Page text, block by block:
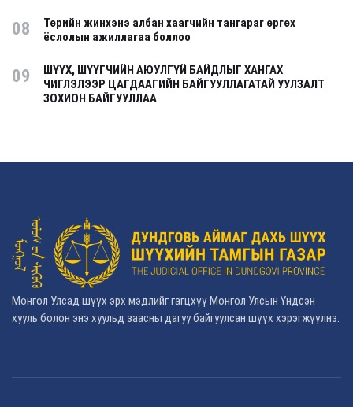
08
Төрийн жинхэнэ албан хаагчийн тангараг өргөх
ёслолын ажиллагаа боллоо
09
ШҮҮХ, ШҮҮГЧИЙН АЮУЛГҮЙ БАЙДЛЫГ ХАНГАХ
ЧИГЛЭЛЭЭР ЦАГДААГИЙН БАЙГУУЛЛАГАТАЙ УУЛЗАЛТ
ЗОХИОН БАЙГУУЛЛАА
Монгол Улсад шүүх эрх мэдлийг гагцхүү Монгол Улсын Үндсэн
хууль болон энэ хуульд заасны дагуу байгуулсан шүүх хэрэгжүүлнэ.